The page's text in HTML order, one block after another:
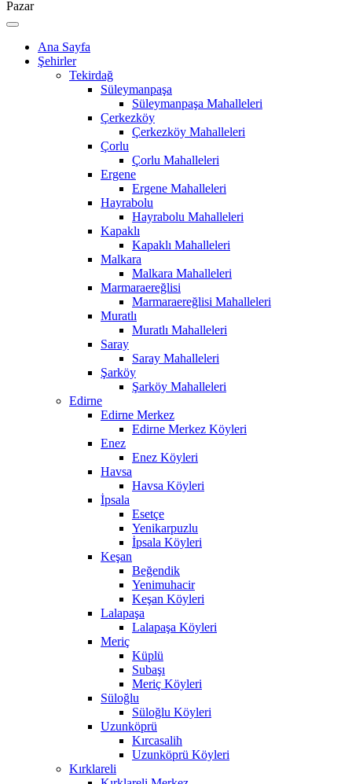
Pazar
Ana Sayfa
Şehirler
Tekirdağ
Süleymanpaşa
Süleymanpaşa Mahalleleri
Çerkezköy
Çerkezköy Mahalleleri
Çorlu
Çorlu Mahalleleri
Ergene
Ergene Mahalleleri
Hayrabolu
Hayrabolu Mahalleleri
Kapaklı
Kapaklı Mahalleleri
Malkara
Malkara Mahalleleri
Marmaraereğlisi
Marmaraereğlisi Mahalleleri
Muratlı
Muratlı Mahalleleri
Saray
Saray Mahalleleri
Şarköy
Şarköy Mahalleleri
Edirne
Edirne Merkez
Edirne Merkez Köyleri
Enez
Enez Köyleri
Havsa
Havsa Köyleri
İpsala
Esetçe
Yenikarpuzlu
İpsala Köyleri
Keşan
Beğendik
Yenimuhacir
Keşan Köyleri
Lalapaşa
Lalapaşa Köyleri
Meriç
Küplü
Subaşı
Meriç Köyleri
Süloğlu
Süloğlu Köyleri
Uzunköprü
Kırcasalih
Uzunköprü Köyleri
Kırklareli